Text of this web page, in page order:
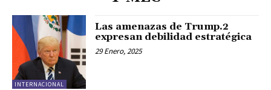
INTERNACIONAL
Las amenazas de Trump.2
expresan debilidad estratégica
29 Enero, 2025